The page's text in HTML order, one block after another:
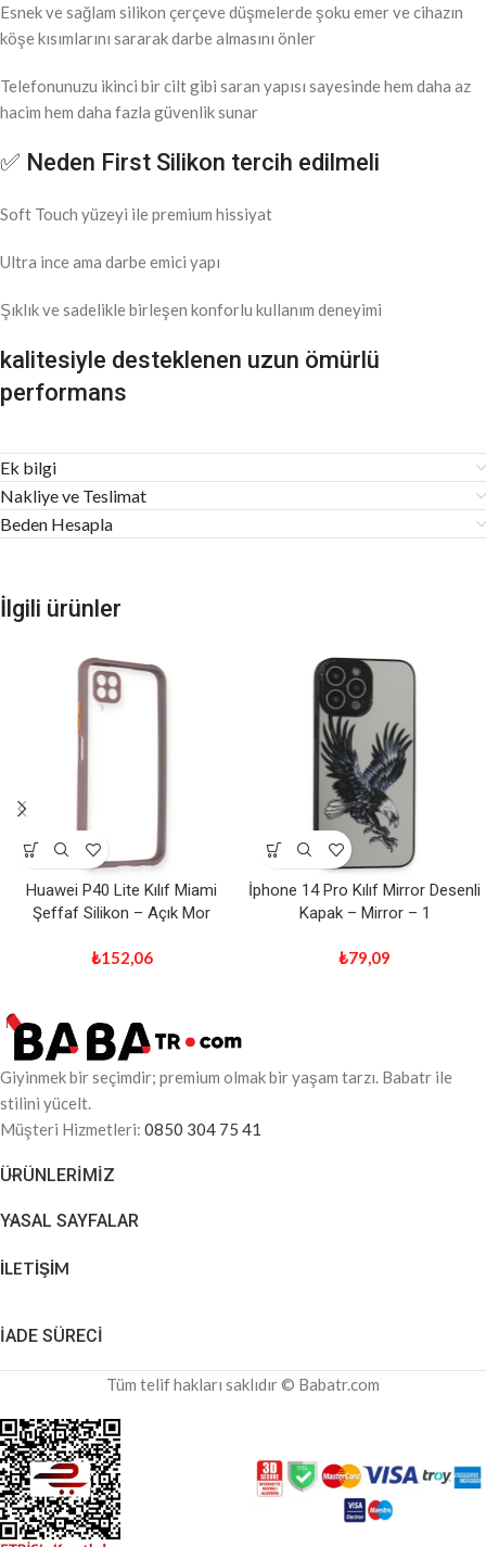
Esnek ve sağlam silikon çerçeve düşmelerde şoku emer ve cihazın
köşe kısımlarını sararak darbe almasını önler
Telefonunuzu ikinci bir cilt gibi saran yapısı sayesinde hem daha az
hacim hem daha fazla güvenlik sunar
✅ Neden First Silikon tercih edilmeli
Soft Touch yüzeyi ile premium hissiyat
Ultra ince ama darbe emici yapı
Şıklık ve sadelikle birleşen konforlu kullanım deneyimi
kalitesiyle desteklenen uzun ömürlü
performans
Ek bilgi
Nakliye ve Teslimat
Beden Hesapla
İlgili ürünler
Huawei P40 Lite Kılıf Miami
Şeffaf Silikon – Açık Mor
₺152,06
İphone 14 Pro Kılıf Mirror Desenli
Kapak – Mirror – 1
₺79,09
Giyinmek bir seçimdir; premium olmak bir yaşam tarzı. Babatr ile
stilini yücelt.
Müşteri Hizmetleri: 0850 304 75 41
ÜRÜNLERIMIZ
YASAL SAYFALAR
İLETİŞİM
İADE SÜRECİ
Tüm telif hakları saklıdır © Babatr.com